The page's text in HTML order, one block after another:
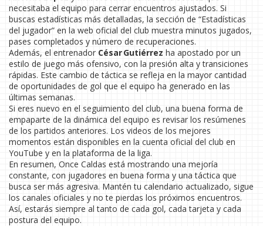
necesitaba el equipo para cerrar encuentros ajustados. Si
buscas estadísticas más detalladas, la sección de “Estadísticas
del jugador” en la web oficial del club muestra minutos jugados,
pases completados y número de recuperaciones.
Además, el entrenador César Gutiérrez ha apostado por un
estilo de juego más ofensivo, con la presión alta y transiciones
rápidas. Este cambio de táctica se refleja en la mayor cantidad
de oportunidades de gol que el equipo ha generado en las
últimas semanas.
Si eres nuevo en el seguimiento del club, una buena forma de
empaparte de la dinámica del equipo es revisar los resúmenes
de los partidos anteriores. Los videos de los mejores
momentos están disponibles en la cuenta oficial del club en
YouTube y en la plataforma de la liga.
En resumen, Once Caldas está mostrando una mejoría
constante, con jugadores en buena forma y una táctica que
busca ser más agresiva. Mantén tu calendario actualizado, sigue
los canales oficiales y no te pierdas los próximos encuentros.
Así, estarás siempre al tanto de cada gol, cada tarjeta y cada
postura del equipo.